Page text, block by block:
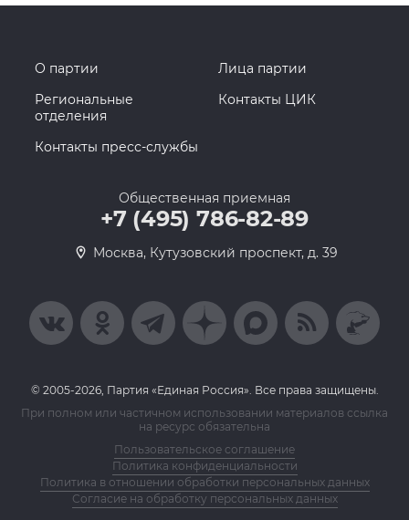
О партии
Лица партии
Региональные
отделения
Контакты ЦИК
Контакты пресс-службы
Общественная приемная
+7 (495) 786-82-89
Москва, Кутузовский проспект, д. 39
© 2005-2026, Партия «Единая Россия». Все права защищены.
При полном или частичном использовании материалов ссылка
на ресурс обязательна
Пользовательское соглашение
Политика конфиденциальности
Политика в отношении обработки персональных данных
Согласие на обработку персональных данных